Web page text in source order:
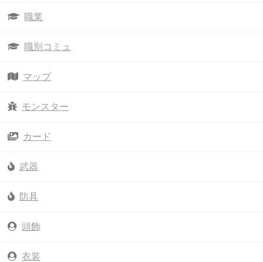
職業
職別コミュ
マップ
モンスター
カード
武器
防具
頭飾
衣装